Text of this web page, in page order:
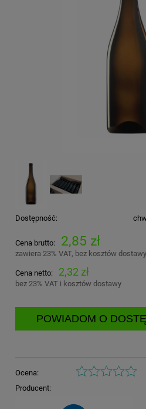
Dostępność:
Cena brutto: 2,85 zł
zawiera 23% VAT, bez kosztów dostawy
Cena netto: 2,32 zł
bez 23% VAT i kosztów dostawy
POWIADOM O
Ocena:
Producent: